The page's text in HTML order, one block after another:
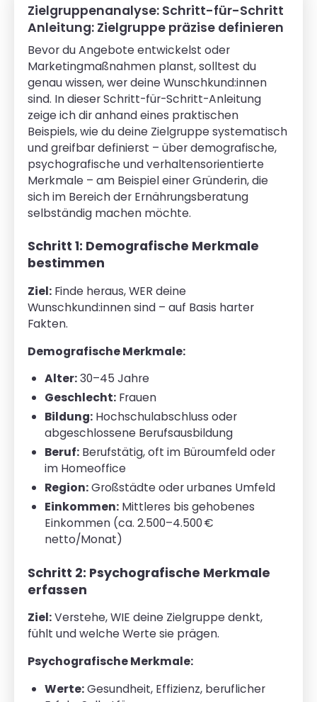
Zielgruppenanalyse: Schritt-für-Schritt
Anleitung: Zielgruppe präzise definieren
Bevor du Angebote entwickelst oder
Marketingmaßnahmen planst, solltest du
genau wissen, wer deine Wunschkund:innen
sind. In dieser Schritt-für-Schritt-Anleitung
zeige ich dir anhand eines praktischen
Beispiels, wie du deine Zielgruppe systematisch
und greifbar definierst – über demografische,
psychografische und verhaltensorientierte
Merkmale – am Beispiel einer Gründerin, die
sich im Bereich der Ernährungsberatung
selbständig machen möchte.
Schritt 1: Demografische Merkmale
bestimmen
Ziel: Finde heraus, WER deine
Wunschkund:innen sind – auf Basis harter
Fakten.
Demografische Merkmale:
Alter:30–45 Jahre
Geschlecht:Frauen
Bildung:Hochschulabschluss oder
abgeschlossene Berufsausbildung
Beruf:Berufstätig, oft im Büroumfeld oder
im Homeoffice
Region:Großstädte oder urbanes Umfeld
Einkommen:Mittleres bis gehobenes
Einkommen (ca. 2.500–4.500 €
netto/Monat)
Schritt 2: Psychografische Merkmale
erfassen
Ziel:Verstehe, WIE deine Zielgruppe denkt,
fühlt und welche Werte sie prägen.
Psychografische Merkmale:
Werte:Gesundheit, Effizienz, beruflicher